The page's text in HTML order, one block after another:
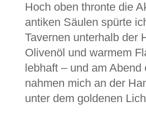
Hoch oben thronte die
antiken Säulen spürte
Tavernen unterhalb der
Olivenöl und warmem
lebhaft – und am
nahmen mich an der
unter dem goldenen